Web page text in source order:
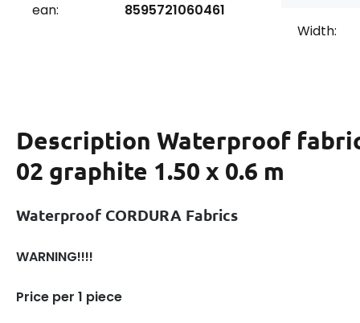
ean: 8595721060461
Width:
Description Waterproof
02 graphite 1.50 x 0.6 m
Waterproof CORDURA Fabrics
WARNING!!!!
Price per 1 piece